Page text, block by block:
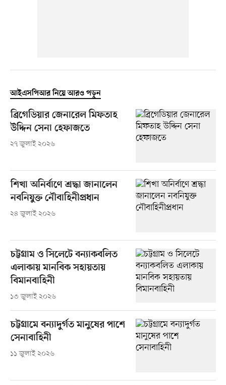
আইএসপিআর নিয়ে আরও পড়ুন
ব্রিগেডিয়ার জেনারেল মিফতাহ
উদ্দিন সেনা হেফাজতে
২৭ জুলাই ২০২৬
শিখা অনির্বাণে শ্রদ্ধা জানালেন
নবনিযুক্ত নৌবাহিনীপ্রধান
২৪ জুলাই ২০২৬
চট্টগ্রাম ও সিলেটে বন্যাকবলিত
এলাকায় মানবিক সহায়তায়
বিমানবাহিনী
১৩ জুলাই ২০২৬
চট্টগ্রামে বন্যাদুর্গত মানুষের পাশে
সেনাবাহিনী
১১ জুলাই ২০২৬